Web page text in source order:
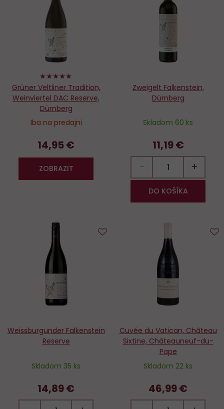
100%
Grüner Veltliner Tradition,
Weinviertel DAC Reserve,
Dürnberg
Iba na predajni
14,95 €
ZOBRAZIT
Zweigelt Falkenstein,
Dürnberg
Skladom 60 ks
11,19 €
− +
DO KOŠÍKA
Weissburgunder Falkenstein
Reserve
Skladom 35 ks
14,89 €
Cuvée du Vatican, Château
Sixtine, Châteauneuf-du-
Pape
Skladom 22 ks
46,99 €